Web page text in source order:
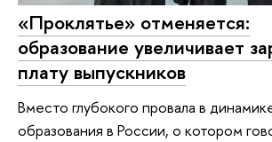
«Проклятье» отменяется:
образование увеличивает
плату выпускников
Вместо глубокого провала в
образования в России, о котором